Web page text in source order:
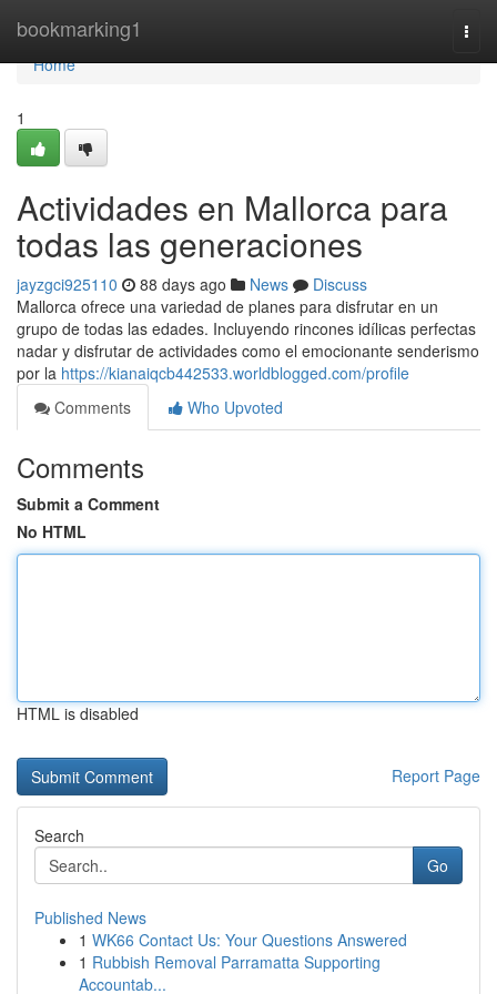
bookmarking1
Home
Home
1
Actividades en Mallorca para
todas las generaciones
jayzgci925110 88 days ago News
Discuss
Mallorca ofrece una variedad de planes para disfrutar en un
grupo de todas las edades. Incluyendo rincones idílicas perfectas
nadar y disfrutar de actividades como el emocionante senderismo
por la https://kianaiqcb442533.worldblogged.com/profile
Comments
Who Upvoted
Comments
Submit a Comment
No HTML
HTML is disabled
Report Page
Search
Go
Published News
1 WK66 Contact Us: Your Questions Answered
1 Rubbish Removal Parramatta Supporting
Accountab...